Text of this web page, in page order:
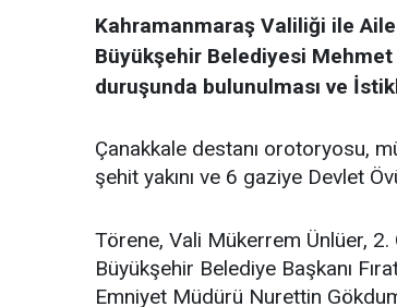
Kahramanmaraş Valiliği ile
Büyükşehir Belediyesi
duruşunda bulunulması ve
Çanakkale destanı orotoryosu,
şehit yakını ve 6 gaziye Devlet
Törene, Vali Mükerrem Ünlüer,
Büyükşehir Belediye Başkanı
Emniyet Müdürü Nurettin